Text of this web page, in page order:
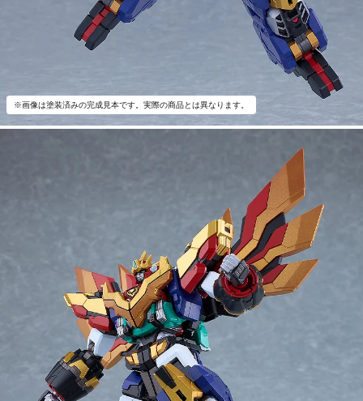
※画像は塗装済みの完成見本です。実際の商品とは異なります。